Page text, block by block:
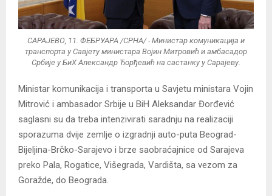
САРАЈЕВО, 11. ФЕБРУАРА /СРНА/ - Министар комуникација и
транспорта у Савјету министара Војин Митровић и амбасадор
Србије у БиХ Александр Ђорђевић на састанку у Сарајеву.
Ministar komunikacija i transporta u Savjetu ministara Vojin
Mitrović i ambasador Srbije u BiH Aleksandar Đorđević
saglasni su da treba intenzivirati saradnju na realizaciji
sporazuma dvije zemlje o izgradnji auto-puta Beograd-
Bijeljina-Brčko-Sarajevo i brze saobraćajnice od Sarajeva
preko Pala, Rogatice, Višegrada, Vardišta, sa vezom za
Goražde, do Beograda.